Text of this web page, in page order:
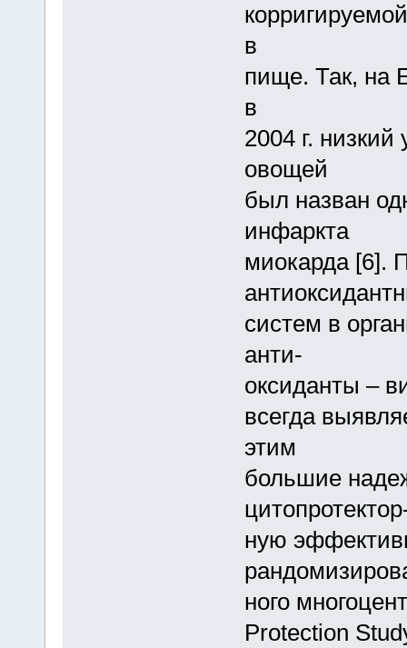
в
пище. Так, на
в
2004 г.
овощей
был назван
инфаркта
миокарда [6].
систем в
анти-
оксиданты –
всегда
этим
большие
ную
ного
Protection